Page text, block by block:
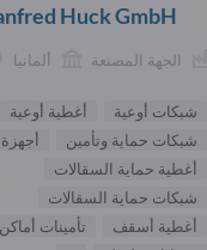
Huck GmbH
الجهة المصنعة ألمانيا
شبكات أوعية
أغطية أوعية
شبكات حماية وتأمين
أغطية حماية السقالات
شبكات حماية السقالات
أغطية أسقف
تأمينات أماكن